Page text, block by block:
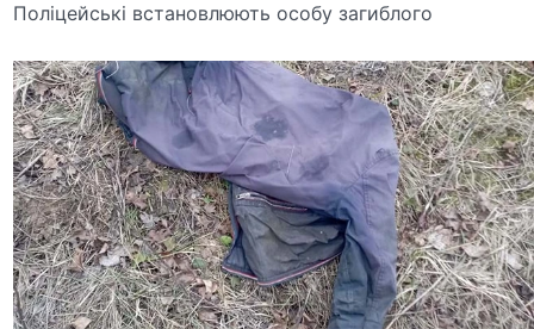
Поліцейські встановлюють особу загиблого